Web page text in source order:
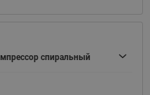
спиральный